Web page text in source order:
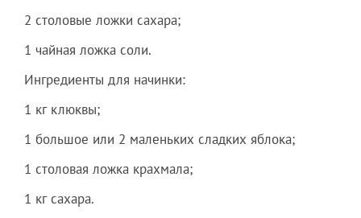
2 столовые ложки сахара;
1 чайная ложка соли.
Ингредиенты для начинки:
1 кг клюквы;
1 большое или 2 маленьких сладких яблока;
1 столовая ложка крахмала;
1 кг сахара.